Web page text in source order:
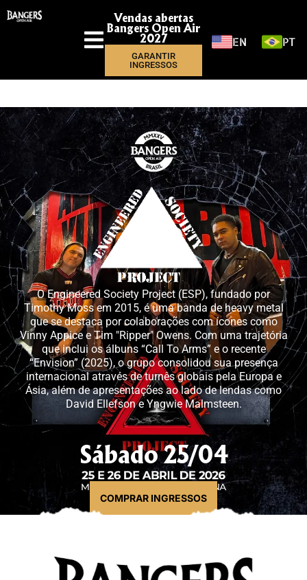
Vendas abertas
Bangers Open Air
2027
GARANTIR
INGRESSOS
EN PT
O Engineered Society Project (ESP), fundado por
Timothy Moss em 2015, é uma banda de heavy metal
que se destaca por colaborações com ícones como
Vinny Appice e Tim "Ripper" Owens. Com uma trajetória
que inclui os álbuns “Call To Arms” e o recente
“Envision” (2025), o grupo consolidou sua presença
internacional através de turnês globais pela Europa e
Ásia, além de apresentações ao lado de lendas como
David Ellefson e Yngwie Malmsteen.
Sábado 25/04
COMPRAR INGRESSOS